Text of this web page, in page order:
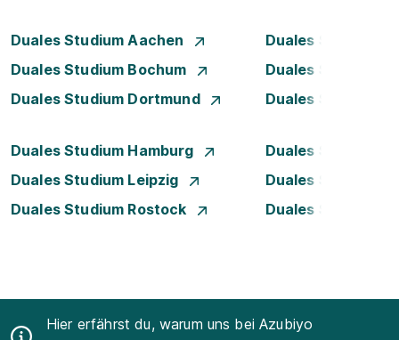
Duales Studium Aachen
Duales Studium
Duales Studium Bochum
Duales Studium
Duales Studium Dortmund
Duales Studium
Duales Studium Hamburg
Duales Studium
Duales Studium Leipzig
Duales Studium
Duales Studium Rostock
Duales Studium
Hier erfährst du, warum uns bei Azubiyo